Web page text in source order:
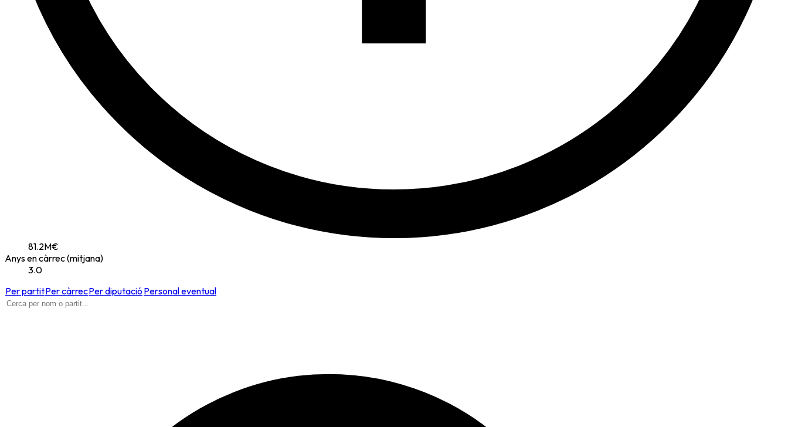
81.2M€
Anys en càrrec (mitjana)
3.0
Per partitPer càrrecPer diputació Personal eventual